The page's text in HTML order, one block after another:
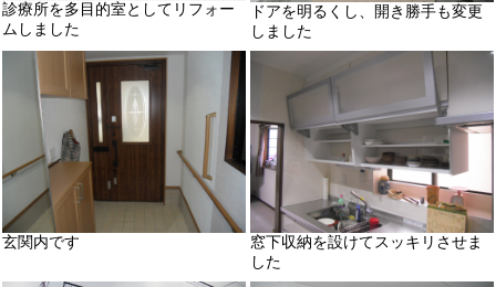
診療所を多目的室としてリフォー
ムしました
ドアを明るくし、開き勝手も変更
しました
玄関内です
窓下収納を設けてスッキリさせま
した